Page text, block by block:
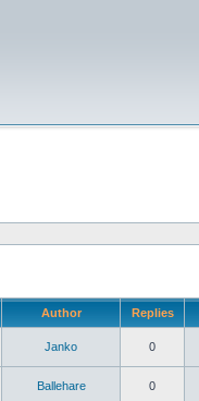
Author Replies
Janko 0
Ballehare 0